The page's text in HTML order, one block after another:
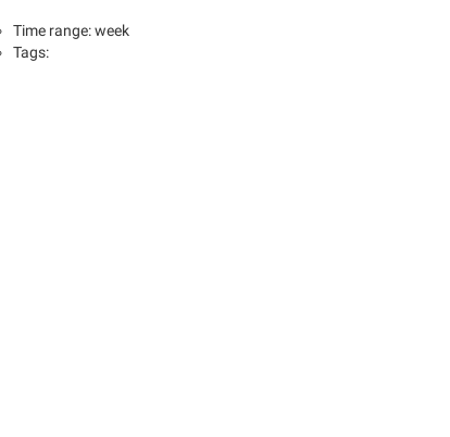
Time range: week
Tags: